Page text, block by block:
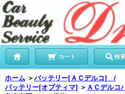
カート 検
ホーム ＞バッテリー[ＡＣデルコ] /
バッテリー[オプティマ] ＞ ＡＣデルコ